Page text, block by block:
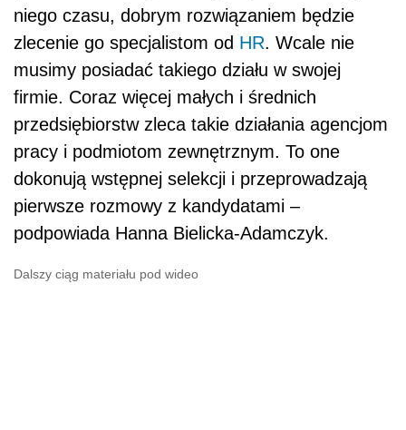
niego czasu, dobrym rozwiązaniem będzie
zlecenie go specjalistom od HR. Wcale nie
musimy posiadać takiego działu w swojej
firmie. Coraz więcej małych i średnich
przedsiębiorstw zleca takie działania agencjom
pracy i podmiotom zewnętrznym. To one
dokonują wstępnej selekcji i przeprowadzają
pierwsze rozmowy z kandydatami –
podpowiada Hanna Bielicka-Adamczyk.
Dalszy ciąg materiału pod wideo